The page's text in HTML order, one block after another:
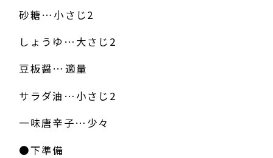
砂糖…小さじ2
しょうゆ…大さじ2
豆板醤…適量
サラダ油…小さじ2
一味唐辛子…少々
●下準備